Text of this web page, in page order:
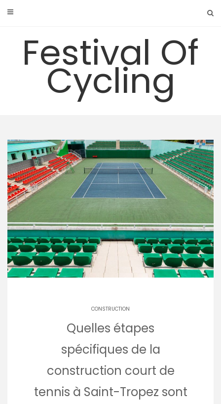
Festival Of
Cycling
CONSTRUCTION
Quelles étapes
spécifiques de la
construction court de
tennis à Saint-Tropez sont